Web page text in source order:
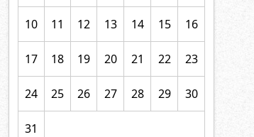
10 11 12 13 14 15 16
17 18 19 20 21 22 23
24 25 26 27 28 29 30
31